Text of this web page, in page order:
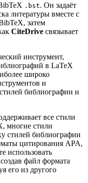
.bst. Он задаёт
литературы вместе с
затем
CiteDrive связывает
инструмент,
в LaTeX
широко
и
библиографии и
все стили
многие стили
стилей библиографии
цитирования APA,
использовать
файл формата
его из другого